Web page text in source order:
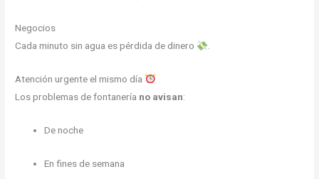
Negocios
Cada minuto sin agua es pérdida de dinero
.
Atención urgente el mismo día
Los problemas de fontanería no avisan:
De noche
En fines de semana